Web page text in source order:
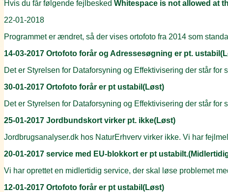
Hvis du får følgende fejlbesked Whitespace is not allowed at
22-01-2018
Programmet er ændret, så der vises ortofoto fra 2014 som
14-03-2017 Ortofoto forår og Adressesøgning er pt.
Det er Styrelsen for Dataforsyning og Effektivisering der står for
30-01-2017 Ortofoto forår er pt ustabil(Løst)
Det er Styrelsen for Dataforsyning og Effektivisering der står for
25-01-2017 Jordbundskort virker pt. ikke(Løst)
Jordbrugsanalyser.dk hos NaturErhverv virker ikke. Vi har
20-01-2017 service med EU-blokkort er pt
Vi har oprettet en midlertidig service, der skal løse problemet
12-01-2017 Ortofoto forår er pt ustabil(Løst)